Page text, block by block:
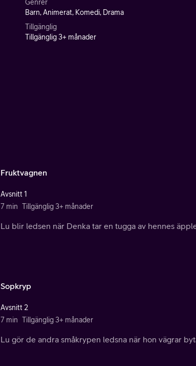
Genrer
Barn, Animerat, Komedi, Drama
Tillgänglig
Tillgänglig 3+ månader
Fruktvagnen
Avsnitt 1
7 min Tillgänglig 3+ månader
Lu blir ledsen när Denka tar en tugga av hennes
Sopkryp
Avsnitt 2
7 min Tillgänglig 3+ månader
Lu gör de andra småkrypen ledsna när hon vägrar